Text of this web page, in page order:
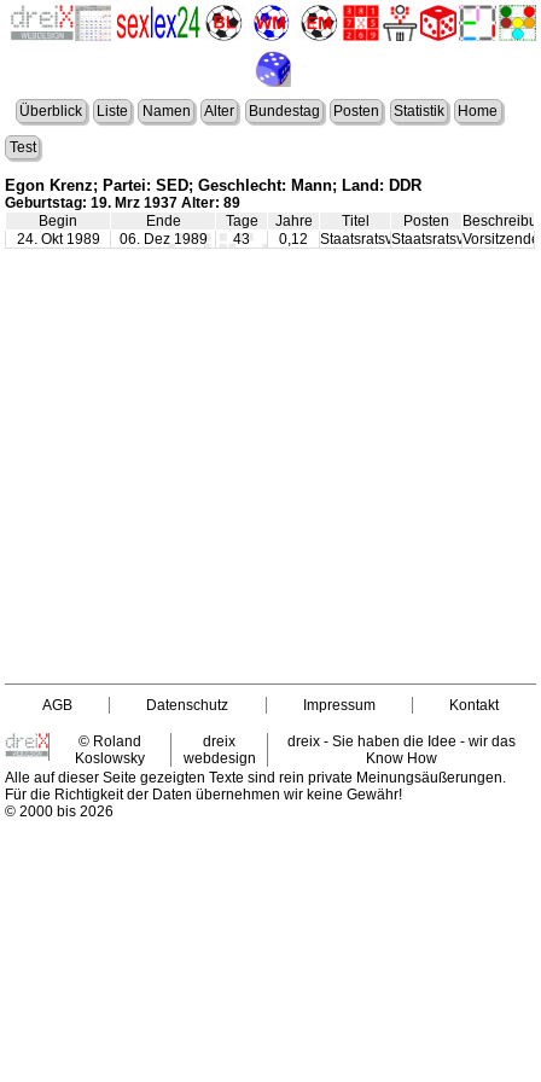
Überblick Liste Namen Alter Bundestag Posten Statistik Home
Test
Egon Krenz; Partei: SED; Geschlecht: Mann; Land: DDR
Geburtstag: 19. Mrz 1937 Alter: 89
Begin
Ende Tage Jahre Titel Posten
24. Okt 1989
06. Dez 1989 43 0,12 Staatsratsvorsitzender
Staatsratsvorsitzender
AGB Datenschutz Impressum Kontakt
© Roland
Koslowsky
dreix
webdesign
dreix - Sie haben die Idee - wir das
Know How
Alle auf dieser Seite gezeigten Texte sind rein private Meinungsäußerungen.
Für die Richtigkeit der Daten übernehmen wir keine Gewähr!
© 2000 bis 2026